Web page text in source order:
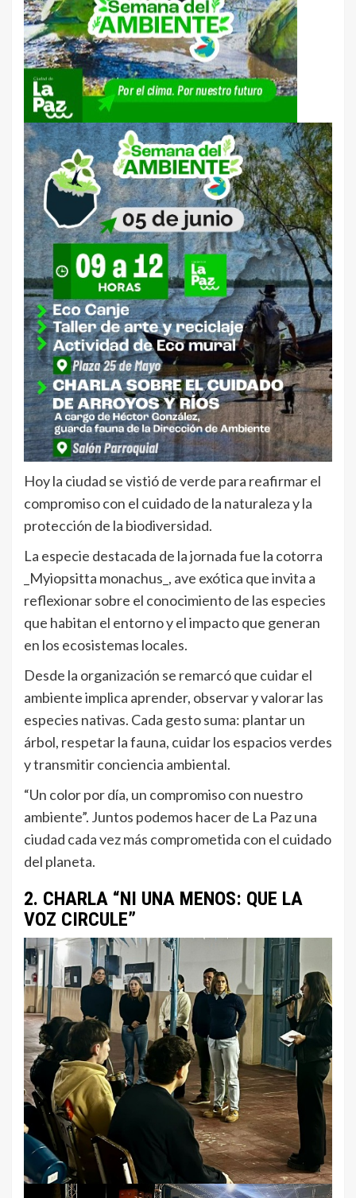
Hoy la ciudad se vistió de verde para reafirmar el
compromiso con el cuidado de la naturaleza y la
protección de la biodiversidad.
La especie destacada de la jornada fue la cotorra
_Myiopsitta monachus_, ave exótica que invita a
reflexionar sobre el conocimiento de las especies
que habitan el entorno y el impacto que generan
en los ecosistemas locales.
Desde la organización se remarcó que cuidar el
ambiente implica aprender, observar y valorar las
especies nativas. Cada gesto suma: plantar un
árbol, respetar la fauna, cuidar los espacios verdes
y transmitir conciencia ambiental.
“Un color por día, un compromiso con nuestro
ambiente”. Juntos podemos hacer de La Paz una
ciudad cada vez más comprometida con el cuidado
del planeta.
2. CHARLA “NI UNA MENOS: QUE LA
VOZ CIRCULE”